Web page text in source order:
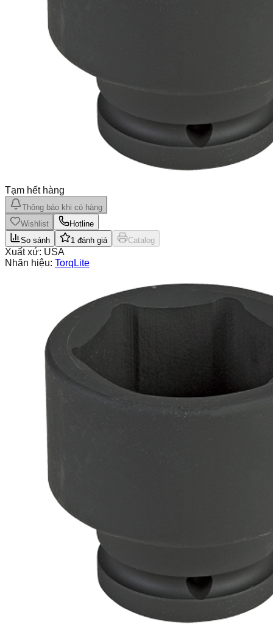
Tạm hết hàng
Thông báo khi có hàng
Wishlist
Hotline
So sánh
1 đánh giá Catalog
Xuất xứ: USA
Nhãn hiệu: TorqLite